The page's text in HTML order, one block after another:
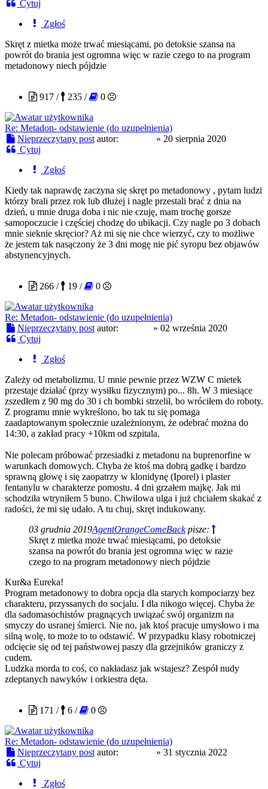
Cytuj
Zgłoś
Skręt z mietka może trwać miesiącami, po detoksie szansa na
powrót do brania jest ogromna więc w razie czego to na program
metadonowy niech pójdzie
917 /
235 / 0
Re: Metadon- odstawienie (do uzupełnienia)
Nieprzeczytany post autor: » 20 sierpnia 2020
Cytuj
Zgłoś
Kiedy tak naprawdę zaczyna się skręt po metadonowy , pytam ludzi
którzy brali przez rok lub dłużej i nagle przestali brać z dnia na
dzień, u mnie druga doba i nic nie czuję, mam trochę gorsze
samopoczucie i częściej chodzę do ubikacji. Czy nagle po 3 dobach
mnie sieknie skręcior? Aż mi się nie chce wierzyć, czy to możliwe
że jestem tak nasączony że 3 dni mogę nie pić syropu bez objawów
abstynencyjnych.
266 /
19 / 0
Re: Metadon- odstawienie (do uzupełnienia)
Nieprzeczytany post autor: » 02 września 2020
Cytuj
Zgłoś
Zależy od metabolizmu. U mnie pewnie przez WZW C mietek
przestaje działać (przy wysiłku fizycznym) po... 8h. W 3 miesiące
zszedłem z 90 mg do 30 i ch bombki strzelił, bo wróciłem do roboty.
Z programu mnie wykreślono, bo tak tu się pomaga
zaadaptowanym społecznie uzależnionym, że odebrać można do
14:30, a zakład pracy +10km od szpitala.
Nie polecam próbować przesiadki z metadonu na buprenorfine w
warunkach domowych. Chyba że ktoś ma dobrą gadkę i bardzo
sprawną głowę i się zaopatrzy w klonidynę (Iporel) i plaster
fentanylu w charakterze pomostu. 4 dni grzałem majkę. Jak mi
schodziła wtryniłem 5 buno. Chwilowa ulga i już chciałem skakać z
radości, że mi się udało. A tu chuj, skręt indukowany.
03 grudnia 2019AgentOrangeComeBackpisze:
Skręt z mietka może trwać miesiącami, po detoksie
szansa na powrót do brania jest ogromna więc w razie
czego to na program metadonowy niech pójdzie
Kur&a Eureka!
Program metadonowy to dobra opcja dla starych kompociarzy bez
charakteru, przyssanych do socjalu. I dla nikogo więcej. Chyba że
dla sadomasochistów pragnących uwiązać swój organizm na
smyczy do usranej śmierci. Nie no, jak ktoś pracuje umysłowo i ma
silną wolę, to może to to odstawić. W przypadku klasy robotniczej
odcięcie się od tej państwowej paszy dla grzejników graniczy z
cudem.
Ludzka morda to coś, co nakładasz jak wstajesz? Zespół nudy
zdeptanych nawyków i orkiestra dęta.
171 /
6 / 0
Re: Metadon- odstawienie (do uzupełnienia)
Nieprzeczytany post autor: » 31 stycznia 2022
Cytuj
Zgłoś